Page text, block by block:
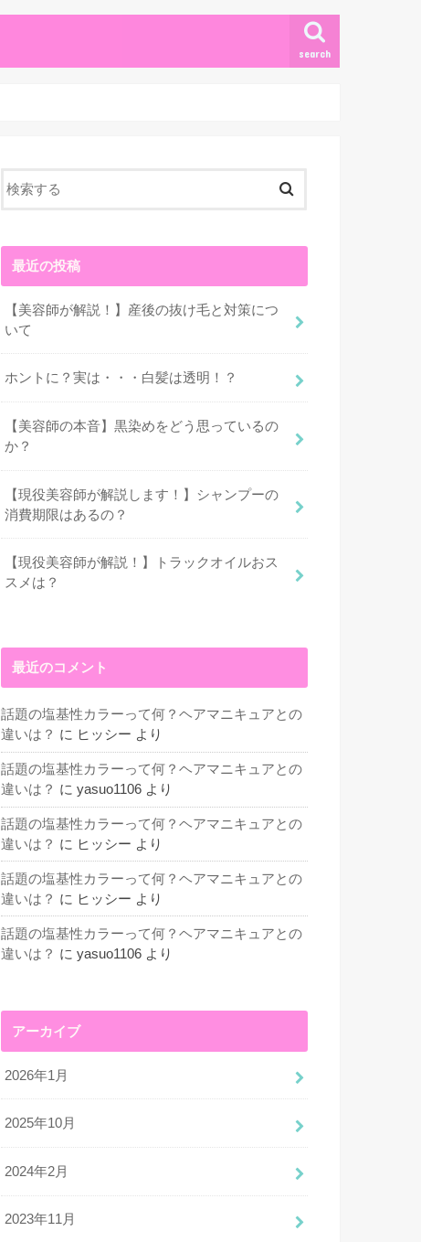
search
最近の投稿
【美容師が解説！】産後の抜け毛と対策につ
いて
ホントに？実は・・・白髪は透明！？
【美容師の本音】黒染めをどう思っているの
か？
【現役美容師が解説します！】シャンプーの
消費期限はあるの？
【現役美容師が解説！】トラックオイルおス
スメは？
最近のコメント
話題の塩基性カラーって何？ヘアマニキュアとの
違いは？ に ヒッシー より
話題の塩基性カラーって何？ヘアマニキュアとの
違いは？ に yasuo1106 より
話題の塩基性カラーって何？ヘアマニキュアとの
違いは？ に ヒッシー より
話題の塩基性カラーって何？ヘアマニキュアとの
違いは？ に ヒッシー より
話題の塩基性カラーって何？ヘアマニキュアとの
違いは？ に yasuo1106 より
アーカイブ
2026年1月
2025年10月
2024年2月
2023年11月